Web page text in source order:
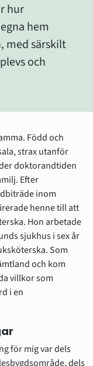
hur
hem
med särskilt
och
Född och
strax utanför
doktorandtiden
Efter
inom
henne till att
Hon arbetade
sjukhus i sex år
Som
och kom
villkor som
i en
för mig var dels
dels